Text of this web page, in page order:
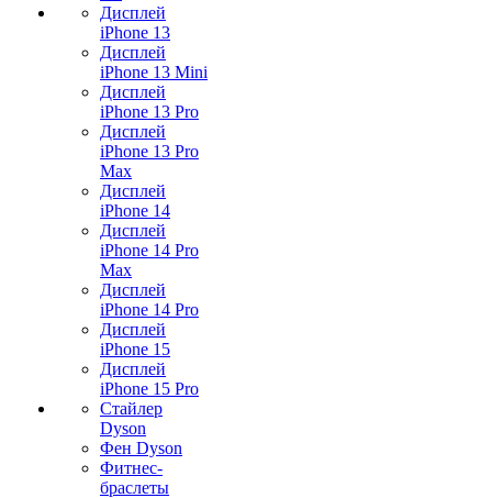
Дисплей
iPhone 13
Дисплей
iPhone 13 Mini
Дисплей
iPhone 13 Pro
Дисплей
iPhone 13 Pro
Max
Дисплей
iPhone 14
Дисплей
iPhone 14 Pro
Max
Дисплей
iPhone 14 Pro
Дисплей
iPhone 15
Дисплей
iPhone 15 Pro
Стайлер
Dyson
Фен Dyson
Фитнес-
браслеты